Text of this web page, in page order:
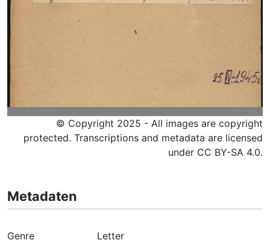
© Copyright 2025 - All images are copyright
protected. Transcriptions and metadata are licensed
under CC BY-SA 4.0.
Metadaten
Genre
Letter